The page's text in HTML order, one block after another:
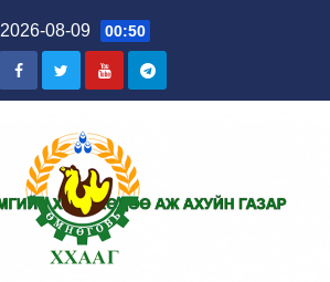
2026-08-09 00:50